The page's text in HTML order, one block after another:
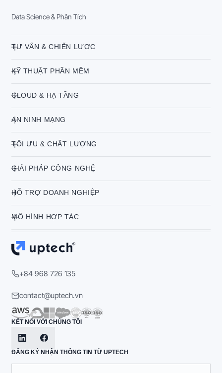
Data Science & Phân Tích
TƯ VẤN & CHIẾN LƯỢC
KỸ THUẬT PHẦN MỀM
CLOUD & HẠ TẦNG
AN NINH MẠNG
TỐI ƯU & CHẤT LƯỢNG
GIẢI PHÁP CÔNG NGHỆ
HỖ TRỢ DOANH NGHIỆP
MÔ HÌNH HỢP TÁC
+84 968 726 135
contact@uptech.vn
KẾT NỐI VỚI CHÚNG TÔI
ĐĂNG KÝ NHẬN THÔNG TIN TỪ UPTECH